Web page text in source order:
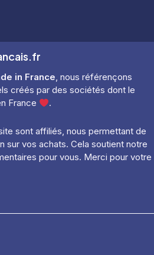
in France, nous référençons
créés par des sociétés dont le
France
.
sont affiliés, nous permettant de
sur vos achats. Cela soutient notre
pour vous. Merci pour votre